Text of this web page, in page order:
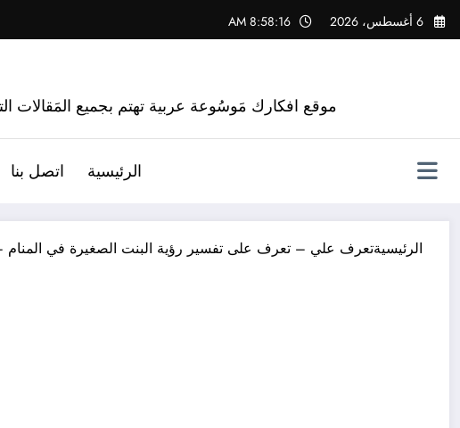
التجاوز
إلى
6 أغسطس، 2026 8:58:17 AM
موقع افكارك مَوسُوعة عربية تهتم بجميع المَقالات
الرئيسية اتصل بنا
الرئيسيةتعرف علي – تعرف على تفسير رؤية البنت الصغيرة في المنام